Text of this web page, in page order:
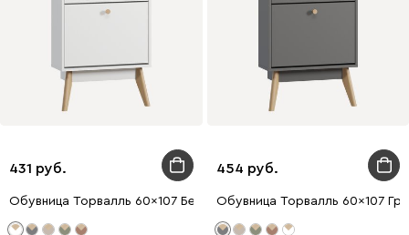
431
Обувница Торвалль 60x107 Белый
454
Обувница Торвалль 60x107